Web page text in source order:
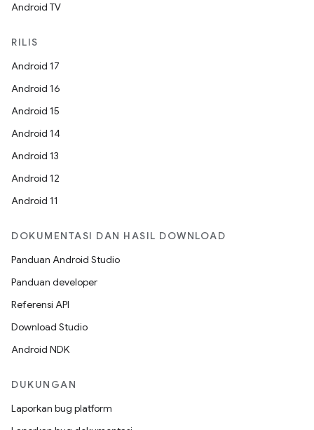
Android TV
RILIS
Android 17
Android 16
Android 15
Android 14
Android 13
Android 12
Android 11
DOKUMENTASI DAN HASIL DOWNLOAD
Panduan Android Studio
Panduan developer
Referensi API
Download Studio
Android NDK
DUKUNGAN
Laporkan bug platform